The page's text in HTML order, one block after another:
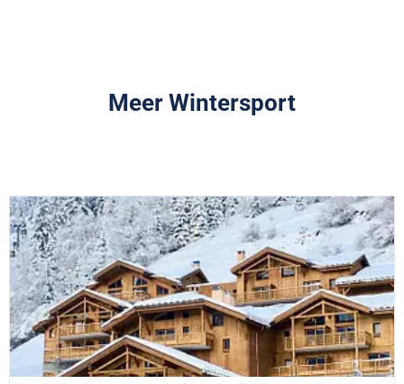
Meer Wintersport